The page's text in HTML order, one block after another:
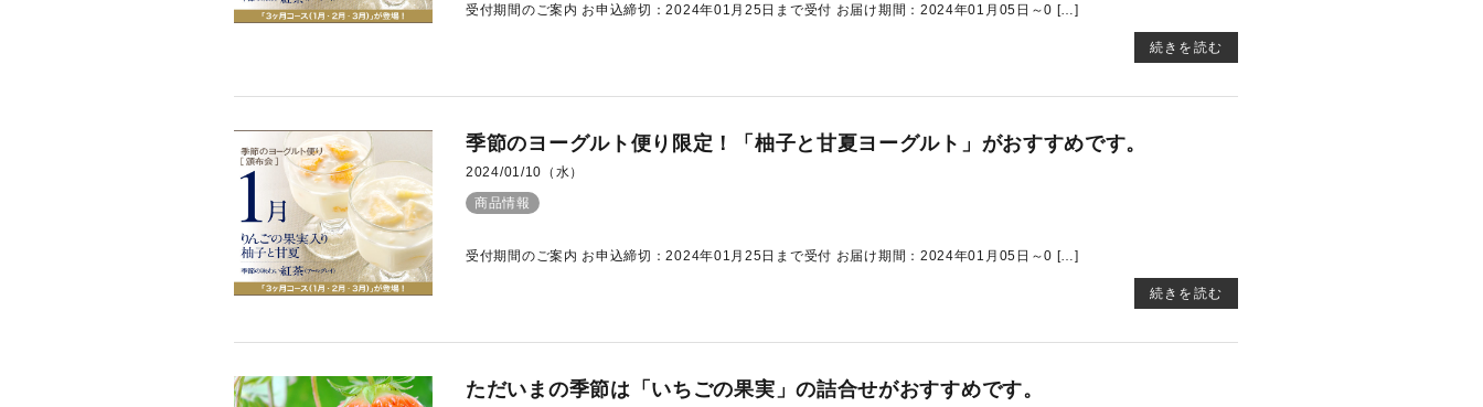
受付期間のご案内 お申込締切：2024年01月25日まで受付 お届け期間：2024年01月05日～0 […]
続きを読む
季節のヨーグルト便り限定！「柚子と甘夏ヨーグルト」がおすすめです。
2024/01/10（水）
商品情報
受付期間のご案内 お申込締切：2024年01月25日まで受付 お届け期間：2024年01月05日～0 […]
続きを読む
ただいまの季節は「いちごの果実」の詰合せがおすすめです。